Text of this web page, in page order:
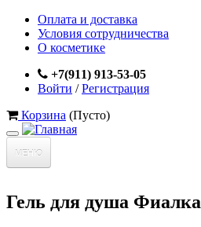
Оплата и доставка
Условия сотрудничества
О косметике
+7(911) 913-53-05
Войти /Регистрация
Корзина (Пусто)
МЕНЮ
Каталог
Гель для душа Фиалка